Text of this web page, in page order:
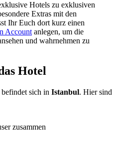
Hotels zu exklusiven
Extras mit den
Ihr Euch dort kurz einen
Account anlegen, um die
und wahrnehmen zu
Hotel
befindet sich in Istanbul. Hier sind
zusammen